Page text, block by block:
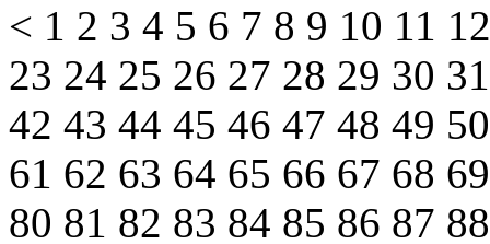
< 1 2 3 4 5 6 7 8 9 10 11
23 24 25 26 27 28 29 30
42 43 44 45 46 47 48 49
61 62 63 64 65 66 67 68
80 81 82 83 84 85 86 87